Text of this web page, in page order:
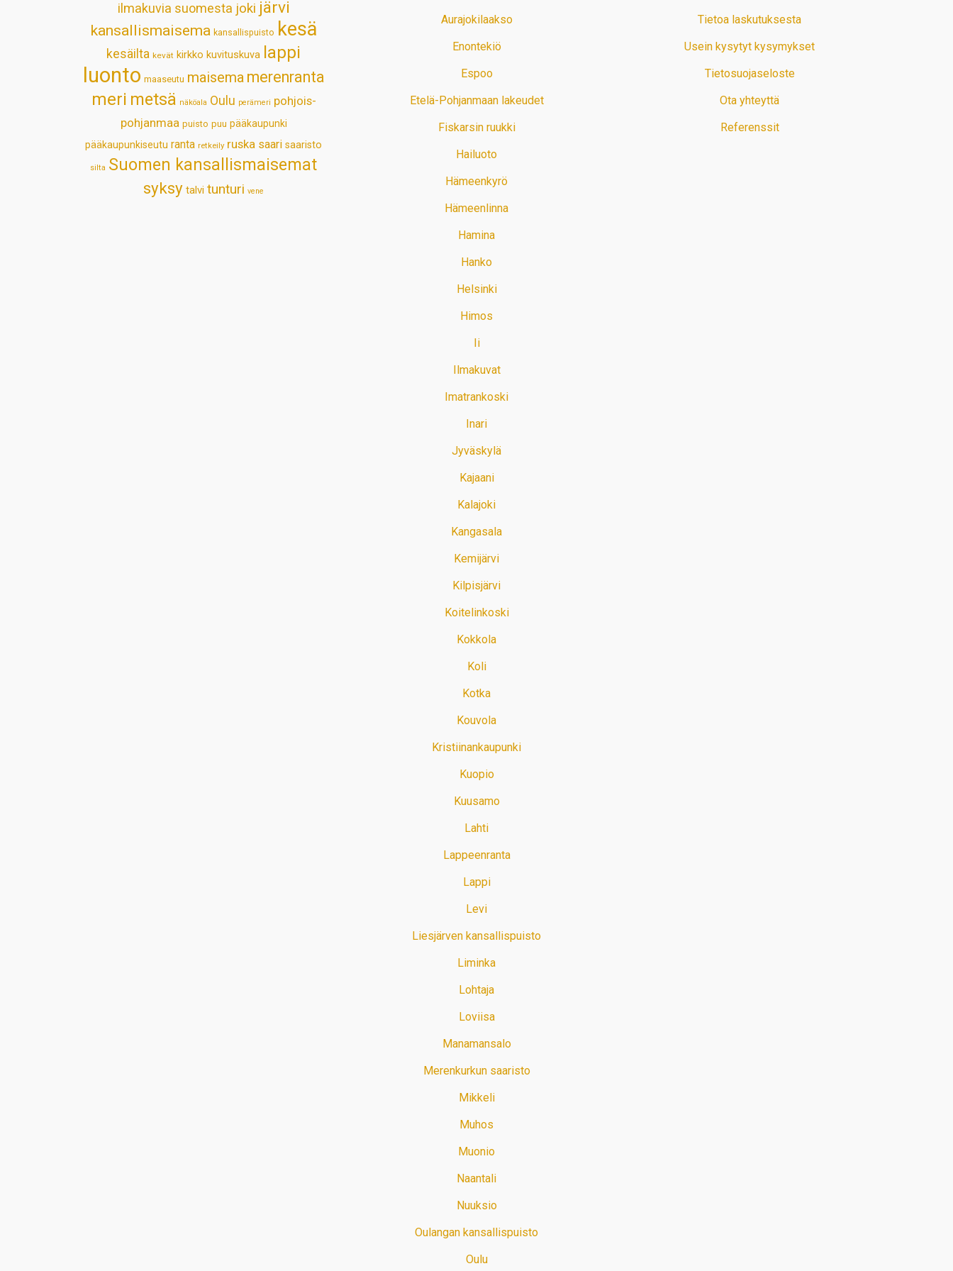
ilmakuvia suomesta joki järvi
kansallismaisema kansallispuisto kesä
kesäilta kevät kirkko kuvituskuva lappi
luonto maaseutu maisema merenranta
meri metsä näköala Oulu perämeri pohjois-
pohjanmaa puisto puu pääkaupunki
pääkaupunkiseutu ranta retkeily ruska saari saaristo
silta Suomen kansallismaisemat
syksy talvi tunturi vene
Aurajokilaakso
Enontekiö
Espoo
Etelä-Pohjanmaan lakeudet
Fiskarsin ruukki
Hailuoto
Hämeenkyrö
Hämeenlinna
Hamina
Hanko
Helsinki
Himos
Ii
Ilmakuvat
Imatrankoski
Inari
Jyväskylä
Kajaani
Kalajoki
Kangasala
Kemijärvi
Kilpisjärvi
Koitelinkoski
Kokkola
Koli
Kotka
Kouvola
Kristiinankaupunki
Kuopio
Kuusamo
Lahti
Lappeenranta
Lappi
Levi
Liesjärven kansallispuisto
Liminka
Lohtaja
Loviisa
Manamansalo
Merenkurkun saaristo
Mikkeli
Muhos
Muonio
Naantali
Nuuksio
Oulangan kansallispuisto
Oulu
Tietoa laskutuksesta
Usein kysytyt kysymykset
Tietosuojaseloste
Ota yhteyttä
Referenssit